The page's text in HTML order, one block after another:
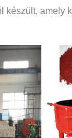
készült, amely